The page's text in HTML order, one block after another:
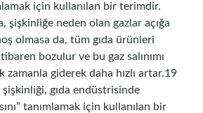
için kullanılan bir terimdir.
şişkinliğe neden olan gazlar açığa
olmasa da, tüm gıda ürünleri
bozulur ve bu gaz salınımı
zamanla giderek daha hızlı artar.19
gıda endüstrisinde
tanımlamak için kullanılan bir